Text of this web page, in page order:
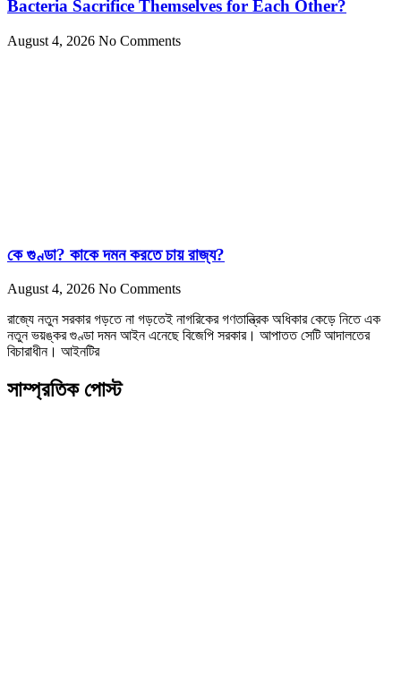
Bacteria Sacrifice Themselves for Each Other?
August 4, 2026 No Comments
কে গুণ্ডা? কাকে দমন করতে চায় রাজ্য?
August 4, 2026 No Comments
রাজ্যে নতুন সরকার গড়তে না গড়তেই নাগরিকের গণতান্ত্রিক অধিকার কেড়ে নিতে এক
নতুন ভয়ঙ্কর গুণ্ডা দমন আইন এনেছে বিজেপি সরকার। আপাতত সেটি আদালতের
বিচারাধীন। আইনটির
সাম্প্রতিক পোস্ট